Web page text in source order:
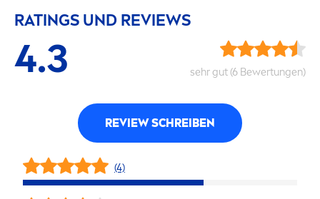
RATINGS UND REVIEWS
4.3 sehr gut (6 Bewertungen)
REVIEW SCHREIBEN
(4)